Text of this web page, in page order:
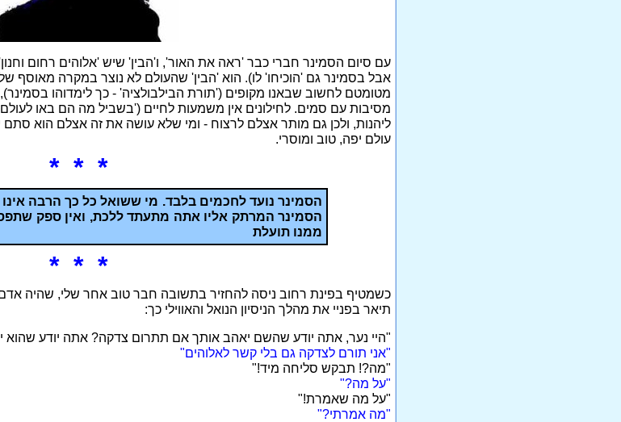
עם סיום הסמינר חברי כבר 'ראה את האור', ו'הבין' שיש 'אלוהים רחום
אבל בסמינר גם 'הוכיחו' לו). הוא 'הבין' שהעולם לא נוצר במקרה מאוסף
מטומטם לחשוב שבאנו מקופים ('תורת הבילבולציה' - כך לימדוהו
מסיבות עם סמים. לחילונים אין משמעות לחיים ('בשביל מה הם באו
ליהנות, ולכן גם מותר אצלם לרצוח - ומי שלא עושה את זה אצלם הוא
עולם יפה, טוב ומוסרי.
* * *
הסמינר נועד לחכמים בלבד. מי ששואל כל כך הרבה אינו
הסמינר המרתק אליו אתה מתעתד ללכת, ואין ספק
ממנו תועלת
* * *
כשמטיף בפינת רחוב ניסה להחזיר בתשובה חבר טוב אחר שלי, שהיה אדם
תיאר בפניי את מהלך הניסיון הנואל והאווילי כך:
"היי נער, אתה יודע שהשם יאהב אותך אם תתרום צדקה? אתה יודע שהוא
"אני תורם לצדקה גם בלי קשר לאלוהים"
"מה?! תבקש סליחה מיד!"
"על מה?"
"על מה שאמרת!"
"מה אמרתי?"